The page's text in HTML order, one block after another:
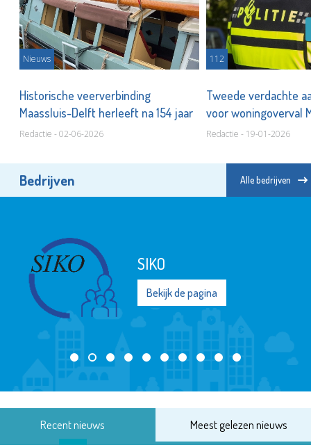
Nieuws
Historische veerverbinding
Maassluis-Delft herleeft na 154 jaar
Redactie - 02-06-2026
112
Tweede verdachte
voor woningoverval
Redactie - 19-01-2026
Bedrijven Alle bedrijven
SIKO
Bekijk de pagina
Recent nieuws Meest gelezen nieuws